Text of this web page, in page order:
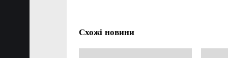
Схожі новини